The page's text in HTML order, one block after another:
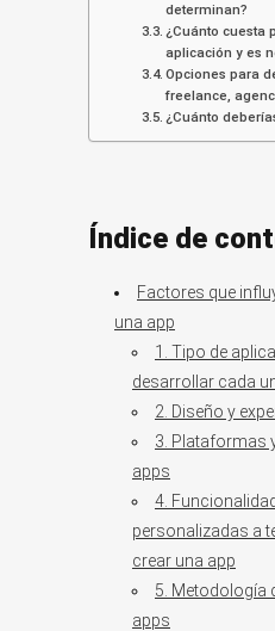
determinan?
¿Cuánto cuesta
aplicación y es
Opciones para
freelance,
¿Cuánto
Índice de
Factores que
una app
1. Tipo de
desarrollar cada
2. Diseño y
3. Plataformas
apps
4.
personalizadas a
crear una app
5. Metodología
apps